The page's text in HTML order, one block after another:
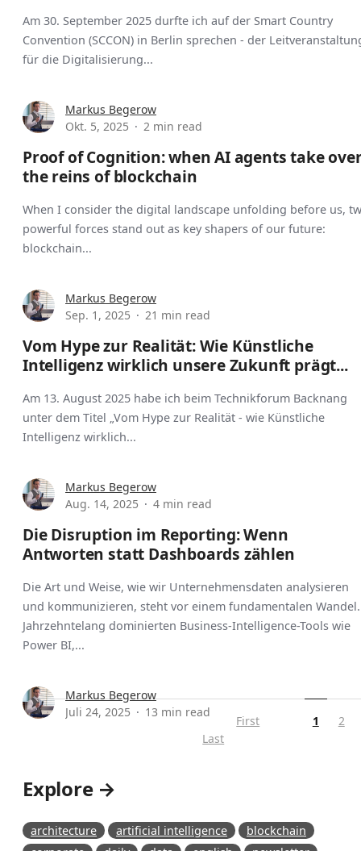
Am 30. September 2025 durfte ich auf der Smart Country
Convention (SCCON) in Berlin sprechen - der
für die Digitalisierung...
Markus Begerow
Okt. 5, 2025
2 min read
Proof of Cognition: when AI agents take
the reins of blockchain
When I consider the digital landscape unfolding before us,
powerful forces stand out as key shapers of our future:
blockchain...
Markus Begerow
Sep. 1, 2025
21 min read
Vom Hype zur Realität: Wie Künstliche
Intelligenz wirklich unsere Zukunft prägt...
Am 13. August 2025 habe ich beim Technikforum Backnang
unter dem Titel „Vom Hype zur Realität - wie Künstliche
Intelligenz wirklich...
Markus Begerow
Aug. 14, 2025
4 min read
Die Disruption im Reporting: Wenn
Antworten statt Dashboards zählen
Die Art und Weise, wie wir Unternehmensdaten analysieren
und kommunizieren, steht vor einem fundamentalen Wandel.
Jahrzehntelang dominierten Business-Intelligence-Tools wie
Power BI,...
Markus Begerow
Juli 24, 2025
13 min read
First 1
2
Last
Explore →
architecture artificial intelligence
blockchain